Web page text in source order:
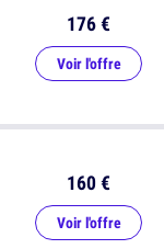
160 €
Voir l'offre
176 €
Voir l'offre